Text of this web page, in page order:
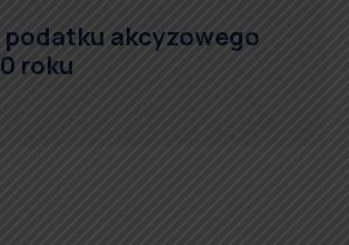
akcyzowego
roku